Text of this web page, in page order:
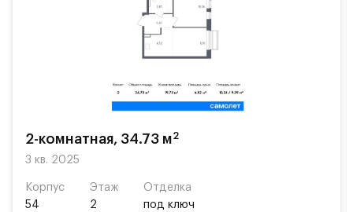
Расположение позволяет вести здоровый образ
жизни и регулярно заниматься спортом, как на
свежем воздухе, так и в спортзале. Для комфортной
жизни есть вся необходимая инфраструктура.
На территории квартала возведут детский сад и
школу. Также для наиболее одарённых детей есть
«Жуковка».
парковки.
2-комнатная, 34.73 м2
3 кв. 2025
Корпус
54
Этаж
2
Отделка
под ключ